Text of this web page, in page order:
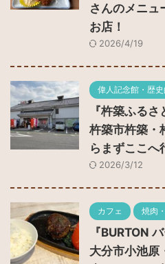
さんのメニュ
お店！
2026/4/19
偉人記念館・歴史
『杵築ふる
杵築市杵築・
らまずここへ
2026/3/12
カフェ 焼肉
『BURTON
大分市小池原